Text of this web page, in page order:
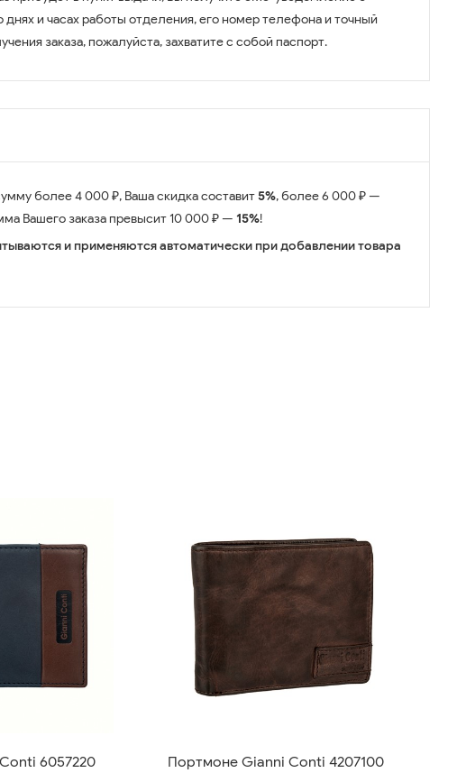
и часах работы отделения, его номер телефона и точный
заказа, пожалуйста, захватите с собой паспорт.
более 4 000 ₽, Ваша скидка составит5%, более 6 000 ₽ —
Вашего заказа превысит 10 000 ₽ — 15%!
и применяются автоматически при добавлении товара
6057220
Портмоне Gianni Conti 4207100